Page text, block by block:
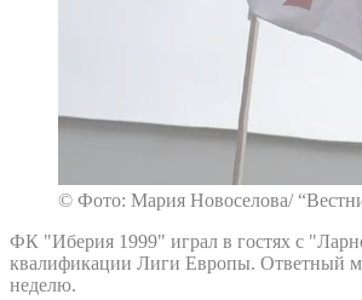
© Фото: Мария Новоселова/
ФК "Иберия 1999" играл в гостях с
квалификации Лиги Европы. Ответный
неделю.